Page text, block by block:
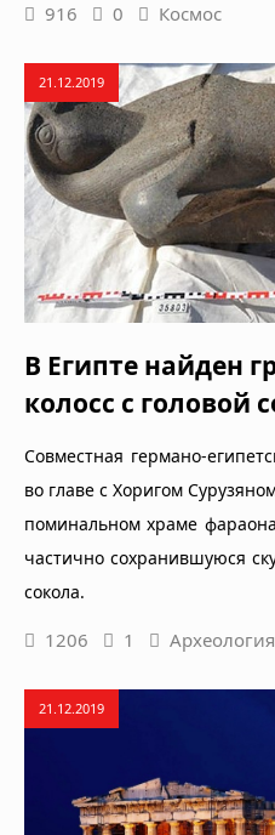
916 0 Космос
21.12.2019
В Египте найден
колосс с головой
Совместная германо-
во главе с Хоригом
поминальном храме
частично сохранившуюся
сокола.
1206 1 Археология
21.12.2019